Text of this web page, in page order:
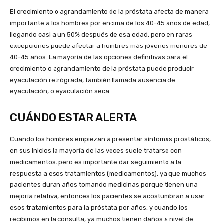
El crecimiento o agrandamiento de la próstata afecta de manera
importante a los hombres por encima de los 40-45 años de edad,
llegando casi a un 50% después de esa edad, pero en raras
excepciones puede afectar a hombres más jóvenes menores de
40-45 años. La mayoría de las opciones definitivas para el
crecimiento o agrandamiento de la próstata puede producir
eyaculación retrógrada, también llamada ausencia de
eyaculación, o eyaculación seca.
CUÁNDO ESTAR ALERTA
Cuando los hombres empiezan a presentar síntomas prostáticos,
en sus inicios la mayoría de las veces suele tratarse con
medicamentos, pero es importante dar seguimiento a la
respuesta a esos tratamientos (medicamentos), ya que muchos
pacientes duran años tomando medicinas porque tienen una
mejoría relativa, entonces los pacientes se acostumbran a usar
esos tratamientos para la próstata por años, y cuando los
recibimos en la consulta, ya muchos tienen daños a nivel de